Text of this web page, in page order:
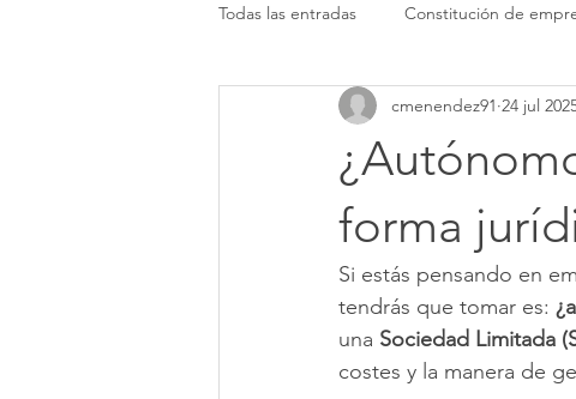
Todas las entradas Constitución de
Legalidad digital y RGPD Historias
forma
cmenendez91 24 jul
Si estás pensando en
tendrás que tomar es:
una Sociedad Limitada
costes y la manera de